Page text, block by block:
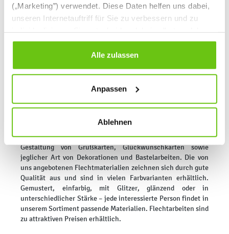
(„Marketing”) verwendet. Diese Daten helfen uns dabei,
unseren Internetauftriff für Sie zu verbessern und zu
Cookies Sie erlauben. Verweigern Sie Ihre Zustimmung,
wählen Sie „Alle ablehnen” – in diesem Fall werden nur
Daten verarbeitet, die für den Besuch unserer Website
jederzeit ändern, indem Sie auf die Schaltfläche unten
links klicken. Weitere Informationen zur Datennutzung
Alle zulassen
Anpassen
Ablehnen
Flechtarbeiten sind eine Art von Papiermaterialien, die bei
der Erstellung künstlerischer Arbeiten mit verschiedenen
Techniken eingesetzt werden. In unserem Onlineshop insGraf
finden Kunden Flechtstreifen, die sich ideal für feine
Flechtmuster eignen, die durch Flechttechniken auf Karten
außerdem Sets mit breiteren Flechtstreifen in
unterschiedlichen Farbvarianten, Schnüre sowie Schnallen
zur Herstellung von Schlüsselanhängern oder
Uhrenarmbändern sowie Papierstreifen zum Basteln von
Flechtarbeiten für Kindereignen sich hervorragend für die
Gestaltung von Grußkarten, Glückwunschkarten sowie
jeglicher Art von Dekorationen und Bastelarbeiten. Die von
uns angebotenen Flechtmaterialien zeichnen sich durch gute
Qualität aus und sind in vielen Farbvarianten erhältlich.
Gemustert, einfarbig, mit Glitzer, glänzend oder in
unterschiedlicher Stärke – jede interessierte Person findet in
unserem Sortiment passende Materialien. Flechtarbeiten sind
zu attraktiven Preisen erhältlich.